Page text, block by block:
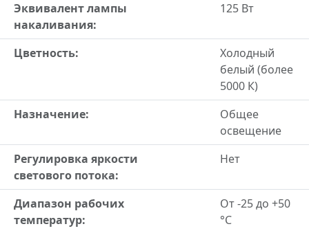
Эквивалент лампы
накаливания:
125 Вт
Цветность:
Холодный
белый (более
5000 К)
Назначение:
Общее
освещение
Регулировка яркости
светового потока:
Нет
Диапазон рабочих
температур:
От -25 до +50
°С